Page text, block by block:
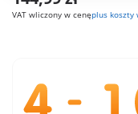
VAT wliczony w cenęplus koszty